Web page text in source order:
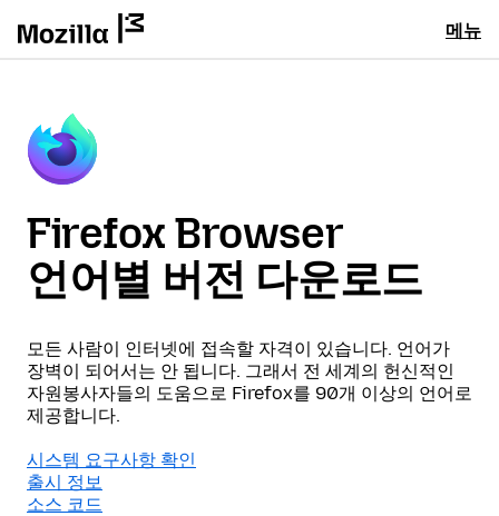
메뉴
Firefox Browser
언어별 버전 다운로드
모든 사람이 인터넷에 접속할 자격이 있습니다. 언어가
장벽이 되어서는 안 됩니다. 그래서 전 세계의 헌신적인
자원봉사자들의 도움으로 Firefox를 90개 이상의 언어로
제공합니다.
시스템 요구사항 확인
출시 정보
소스 코드